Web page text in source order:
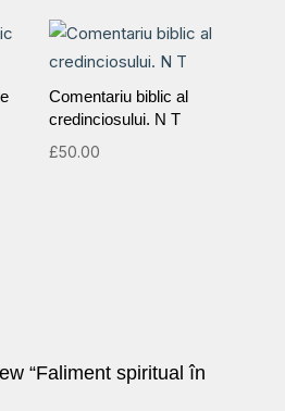
Comentariu biblic al
credinciosului. N T
£50.00
“Faliment spiritual în